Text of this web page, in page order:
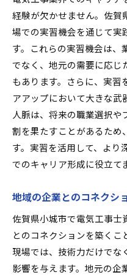
経験が欠かせません。佐賀
場での実習機会を通じて実
す。これらの実習機会は、
でなく、地元の需要に応じ
もあります。さらに、実習
アアップにおいて大きな武
人脈は、将来の職業選択
割を果たすことがあるため
す。実習を活用して、より
でのキャリア形成に役立て
地域の企業とのコネクシ
佐賀県小城市で電気工事士
とのコネクションを築くこ
現場では、技術力だけでな
影響を与えます。地元の企